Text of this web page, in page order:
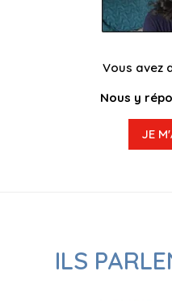
Vous avez
Nous y
JE
ILS